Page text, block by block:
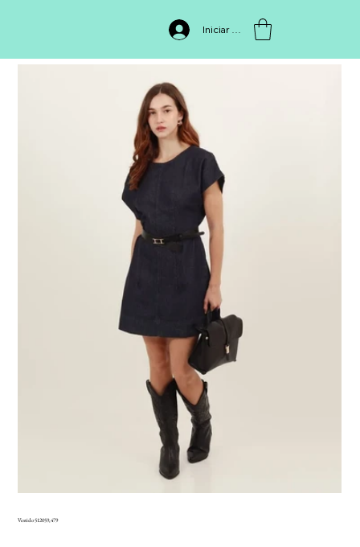
Iniciar sesión
Vestido 512059,479
Vestido 512059,479